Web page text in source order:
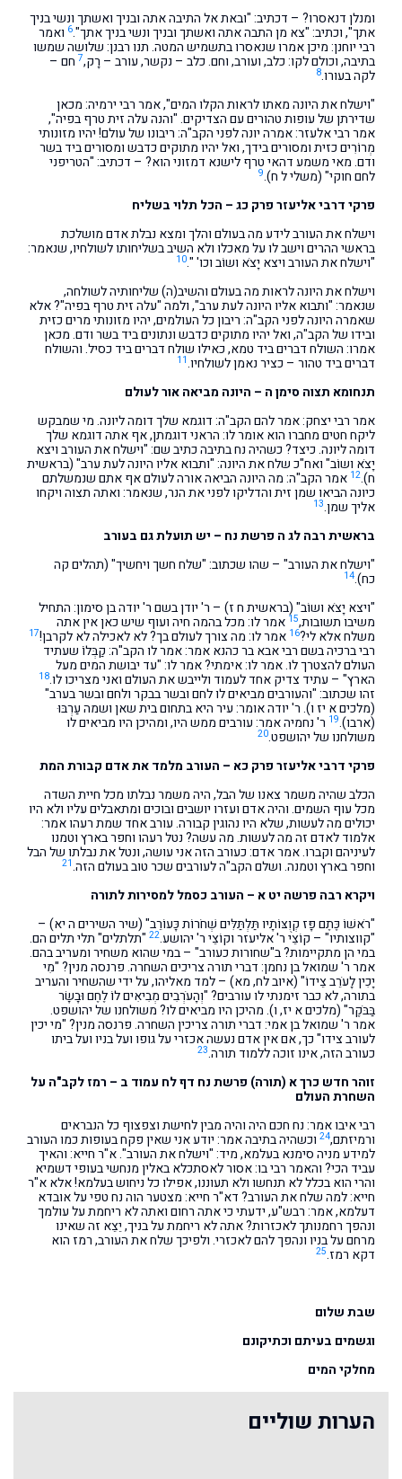
ומנלן דנאסרו? – דכתיב: "ובאת אל התיבה אתה ובניך ואשתך ונשי בניך
אתך", וכתיב: "צא מן התבה אתה ואשתך ובניך ונשי בניך אתך".6 ואמר
רבי יוחנן: מיכן אמרו שנאסרו בתשמיש המטה. תנו רבנן: שלושה שמשו
בתיבה, וכולם לקו: כלב, ועורב, וחם. כלב – נקשר, עורב – רָק,7 חם –
לקה בעורו.8
"וישלח את היונה מאתו לראות הקלו המים", אמר רבי ירמיה: מכאן
שדירתן של עופות טהורים עם הצדיקים. "והנה עלה זית טרף בפיה",
אמר רבי אלעזר: אמרה יונה לפני הקב"ה: ריבונו של עולם! יהיו מזונותי
מְרוֹרִים כזית ומסורים בידך, ואל יהיו מתוקים כדבש ומסורים ביד בשר
ודם. מאי משמע דהאי טרף לישנא דמזוני הוא? – דכתיב: "הטריפני
לחם חוקי" (משלי ל ח).9
פרקי דרבי אליעזר פרק כג – הכל תלוי בשליח
וישלח את העורב לידע מה בעולם והלך ומצא נבלת אדם מושלכת
בראשי ההרים וישב לו על מאכלו ולא השיב בשליחותו לשולחיו, שנאמר:
"וישלח את העורב ויצא יָצֹא ושוֹב וכו' ".10
וישלח את היונה לראות מה בעולם והשיב(ה) שליחותיה לשולחה,
שנאמר: "ותבוא אליו היונה לעת ערב", ולמה "עלה זית טרף בפיה"? אלא
שאמרה היונה לפני הקב"ה: ריבון כל העולמים, יהיו מזונותי מרים כזית
ובידו של הקב"ה, ואל יהיו מתוקים כדבש ונתונים ביד בשר ודם. מכאן
אמרו: השולח דברים ביד טמא, כאילו שולח דברים ביד כסיל. והשולח
דברים ביד טהור – כציר נאמן לשולחיו.11
תנחומא תצוה סימן ה – היונה מביאה אור לעולם
אמר רבי יצחק: אמר להם הקב"ה: דוגמא שלך דומה ליונה. מי שמבקש
ליקח חטים מחברו הוא אומר לו: הראני דוגמתן, אף אתה דוגמא שלך
דומה ליונה. כיצד? כשהיה נח בתיבה כתיב שם: "וישלח את העורב ויצא
יָצֹא ושוֹב" ואח"כ שלח את היונה: "ותבוא אליו היונה לעת ערב" (בראשית
ח).12 אמר הקב"ה: מה היונה הביאה אורה לעולם אף אתם שנמשלתם
כיונה הביאו שמן זית והדליקו לפני את הנר, שנאמר: ואתה תצוה ויקחו
אליך שמן.13
בראשית רבה לג ה פרשת נח – יש תועלת גם בעורב
"וישלח את העורב" – שהו שכתוב: "שלח חשך ויחשיך" (תהלים קה
כח).14
"ויצא יָצֹא ושוֹב" (בראשית ח ז) – ר' יודן בשם ר' יודה בן סימון: התחיל
משיבו תשובות,15 אמר לו: מכל בהמה חיה ועוף שיש כאן אין אתה
משלח אלא לי?16 אמר לו: מה צורך לעולם בך? לא לאכילה לא לקרבן!17
רבי ברכיה בשם רבי אבא בר כהנא אמר: אמר לו הקב"ה: קַבְּלוֹֹ שעתיד
העולם להצטרך לו. אמר לו: אימתי? אמר לו: "עד יבושת המים מעל
הארץ" – עתיד צדיק אחד לעמוד ולייבש את העולם ואני מצריכו לו.18
זהו שכתוב: "והעורבים מביאים לו לחם ובשר בבקר ולחם ובשר בערב"
(מלכים א יז ו). ר' יודה אומר: עיר היא בתחום בית שאן ושמה עַרְבּוּ
(ארבו).19 ר' נחמיה אמר: עורבים ממש היו, ומהיכן היו מביאים לו
משולחנו של יהושפט.20
פרקי דרבי אליעזר פרק כא – העורב מלמד את אדם קבורת המת
הכלב שהיה משמר צאנו של הבל, היה משמר נבלתו מכל חיית השדה
מכל עוף השמים. והיה אדם ועזרו יושבים ובוכים ומתאבלים עליו ולא היו
יכולים מה לעשות, שלא היו נהוגין קבורה. עורב אחד שמת רעהו אמר:
אלמוד לאדם זה מה לעשות. מה עשה? נטל רעהו וחפר בארץ וטמנו
לעיניהם וקברו. אמר אדם: כעורב הזה אני עושה, ונטל את נבלתו של הבל
וחפר בארץ וטמנה. ושלם הקב"ה לעורבים שכר טוב בעולם הזה.21
ויקרא רבה פרשה יט א – העורב כסמל למסירות לתורה
"רֹאשׁוֹ כֶּתֶם פָּז קְוֻצּוֹתָיו תַּלְתַּלִּים שְׁחֹרוֹת כָּעוֹרֵב" (שיר השירים ה יא) –
"קווצותיו" – קוֹצֵי ר' אליעזר וקוֹצֵי ר' יהושע.22 "תלתלים" תלי תלים הם.
במי הן מתקיימות? ב"שחורות כעורב" – במי שהוא משחיר ומעריב בהם.
אמר ר' שמואל בן נחמן: דברי תורה צריכים השחרה. פרנסה מנין? "מִי
יָכִין לָעֹרֵב צֵידוֹ" (איוב לח, מא) – למד מאליהו, על ידי שהשחיר והעריב
בתורה, לא כבר זימנתי לו עורבים? "וְהָעֹרְבִים מְבִיאִים לוֹ לֶחֶם וּבָשָׂר
בַּבֹּקֶר" (מלכים א יז, ו). מהיכן היו מביאים לו? משולחנו של יהושפט.
אמר ר' שמואל בן אמי: דברי תורה צריכין השחרה. פרנסה מנין? "מי יכין
לעורב צידו" כך, אם אין אדם נעשה אכזרי על גופו ועל בניו ועל ביתו
כעורב הזה, אינו זוכה ללמוד תורה.23
זוהר חדש כרך א (תורה) פרשת נח דף לח עמוד ב – רמז לקב"ה על
השחרת העולם
רבי איבו אמר: נח חכם היה והיה מבין לחישת וצפצוף כל הנבראים
ורמיזתם,24 וכשהיה בתיבה אמר: יודע אני שאין פקח בעופות כמו העורב
למידע מניה סימנא בעלמא, מיד: "וישלח את העורב". א"ר חייא: והאיך
עביד הכי? והאמר רבי בו: אסור לאסתכלא באלין מנחשי בעופי דשמיא
והרי הוא בכלל לא תנחשו ולא תעוננו, אפילו כל ניחוש בעלמא! אלא א"ר
חייא: למה שלח את העורב? דא"ר חייא: מצטער הוה נח טפי על אובדא
דעלמא, אמר: רבש"ע, ידעתי כי אתה רחום ואתה לא ריחמת על עולמך
ונהפך רחמנותך לאכזרות? אתה לא ריחמת על בניך, יֵצֵא זה שאינו
מרחם על בניו ונהפך להם לאכזרי. ולפיכך שלח את העורב, רמז הוא
דקא רמז.25
שבת שלום
וגשמים בעיתם וכתיקונם
מחלקי המים
הערות שוליים